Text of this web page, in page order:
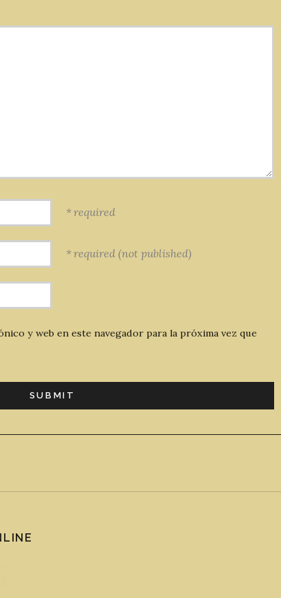
required
required (not published)
y web en este navegador para la próxima vez que